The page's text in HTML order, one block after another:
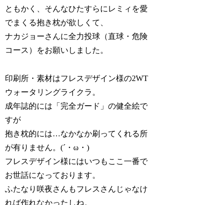
ともかく、そんなひたすらにレミィを愛
でまくる抱き枕が欲しくて、
ナカジョーさんに全力投球（直球・危険
コース）をお願いしました。
印刷所・素材はフレスデザイン様の2WT
ウォータリングライクラ。
成年誌的には「完全ガード」の健全絵で
すが
抱き枕的には…なかなか刷ってくれる所
が有りません。(´・ω・)
フレスデザイン様にはいつもここ一番で
お世話になっております。
ふたなり咲夜さんもフレスさんじゃなけ
れば作れなかったしね。